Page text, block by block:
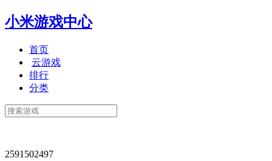
小米游戏中心
首页
云游戏
排行
分类
2591502497